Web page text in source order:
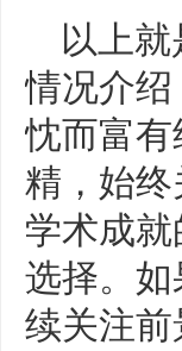
以上
情况介
忱而富
精，始
学术成
选择。
续关注前